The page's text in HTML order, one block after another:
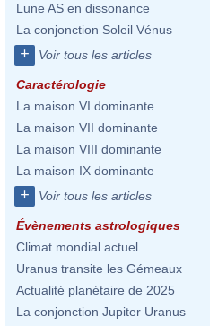
Lune AS en dissonance
La conjonction Soleil Vénus
+ Voir tous les articles
Caractérologie
La maison VI dominante
La maison VII dominante
La maison VIII dominante
La maison IX dominante
+ Voir tous les articles
Évènements astrologiques
Climat mondial actuel
Uranus transite les Gémeaux
Actualité planétaire de 2025
La conjonction Jupiter Uranus